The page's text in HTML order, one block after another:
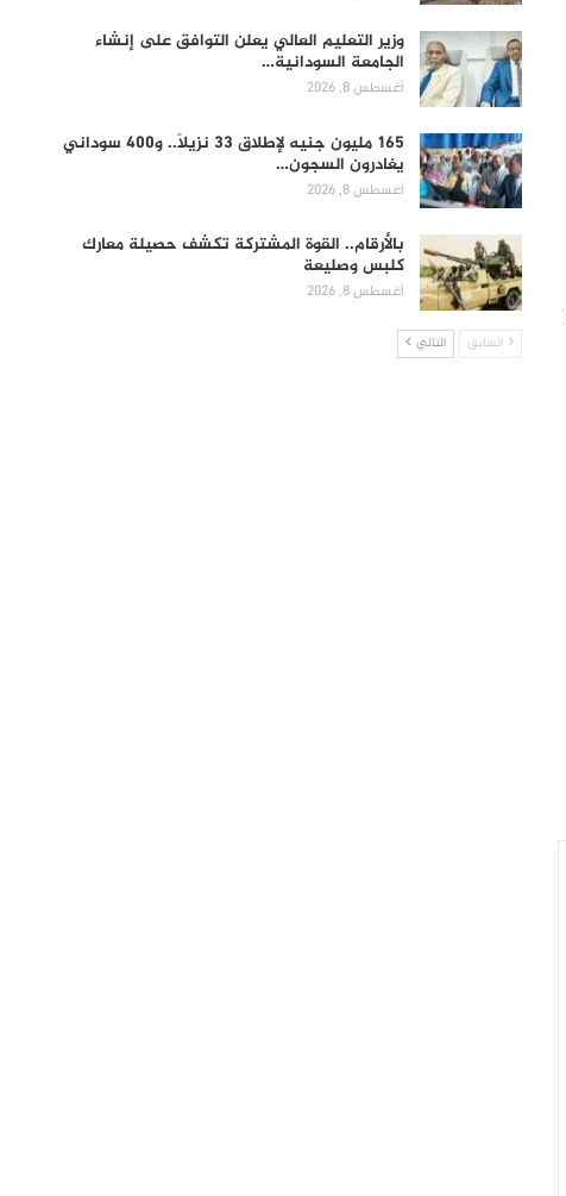
وزير التعليم العالي يعلن التوافق على إنشاء
الجامعة السودانية…
أغسطس 8, 2026
165 مليون جنيه لإطلاق 33 نزيلاً.. و400 سوداني
يغادرون السجون…
أغسطس 8, 2026
بالأرقام.. القوة المشتركة تكشف حصيلة معارك
كلبس وصليعة
أغسطس 8, 2026
السابق التالي